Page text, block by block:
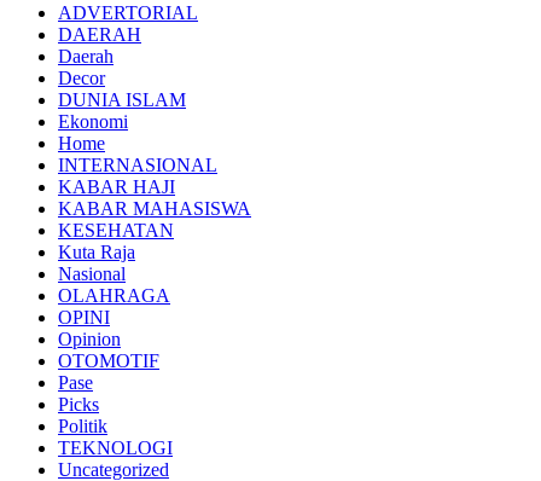
ADVERTORIAL
DAERAH
Daerah
Decor
DUNIA ISLAM
Ekonomi
Home
INTERNASIONAL
KABAR HAJI
KABAR MAHASISWA
KESEHATAN
Kuta Raja
Nasional
OLAHRAGA
OPINI
Opinion
OTOMOTIF
Pase
Picks
Politik
TEKNOLOGI
Uncategorized